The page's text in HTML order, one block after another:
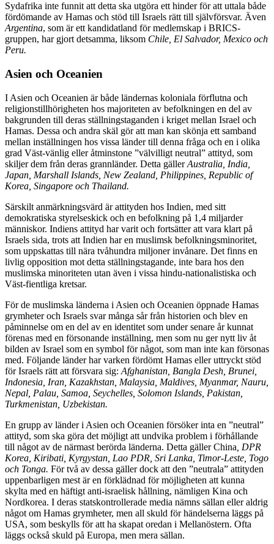
Sydafrika inte funnit att detta ska utgöra ett hinder för att uttala både
fördömande av Hamas och stöd till Israels rätt till självförsvar. Även
Argentina, som är ett kandidatland för medlemskap i BRICS-
gruppen, har gjort detsamma, liksom Chile, El Salvador, Mexico och
Peru.
Asien och Oceanien
I Asien och Oceanien är både ländernas koloniala förflutna och
religionstillhörigheten hos majoriteten av befolkningen en del av
bakgrunden till deras ställningstaganden i kriget mellan Israel och
Hamas. Dessa och andra skäl gör att man kan skönja ett samband
mellan inställningen hos vissa länder till denna fråga och en i olika
grad Väst-vänlig eller åtminstone ”välvilligt neutral” attityd, som
skiljer dem från deras grannländer. Detta gällerAustralia, India,
Japan, Marshall Islands, New Zealand, Philippines, Republic of
Korea, Singapore och Thailand.
Särskilt anmärkningsvärd är attityden hos Indien, med sitt
demokratiska styrelseskick och en befolkning på 1,4 miljarder
människor. Indiens attityd har varit och fortsätter att vara klart på
Israels sida, trots att Indien har en muslimsk befolkningsminoritet,
som uppskattas till nära tvåhundra miljoner invånare. Det finns en
livlig opposition mot detta ställningstagande, inte bara hos den
muslimska minoriteten utan även i vissa hindu-nationalistiska och
Väst-fientliga kretsar.
För de muslimska länderna i Asien och Oceanien öppnade Hamas
grymheter och Israels svar många sår från historien och blev en
påminnelse om en del av en identitet som under senare år kunnat
förenas med en försonande inställning, men som nu ger nytt liv åt
bilden av Israel som en symbol för något, som man inte kan försonas
med. Följande länder har varken fördömt Hamas eller uttryckt stöd
för Israels rätt att försvara sig: Afghanistan, Bangla Desh, Brunei,
Indonesia, Iran, Kazakhstan, Malaysia, Maldives, Myanmar, Nauru,
Nepal, Palau, Samoa, Seychelles, Solomon Islands, Pakistan,
Turkmenistan, Uzbekistan.
En grupp av länder i Asien och Oceanien försöker inta en ”neutral”
attityd, som ska göra det möjligt att undvika problem i förhållande
till något av de närmast berörda länderna. Detta gäller China , DPR
Korea, Kiribati, Kyrgystan, Lao PDR, Sri Lanka, Timor-Leste, Togo
och Tonga. För två av dessa gäller dock att den ”neutrala” attityden
uppenbarligen mest är en förklädnad för möjligheten att kunna
skylta med en häftigt anti-israelisk hållning, nämligen Kina och
Nordkorea. I deras statskontrollerade media nämns sällan eller aldrig
något om Hamas grymheter, men all skuld för händelserna läggs på
USA, som beskylls för att ha skapat oredan i Mellanöstern. Ofta
läggs också skuld på Europa, men mera sällan.